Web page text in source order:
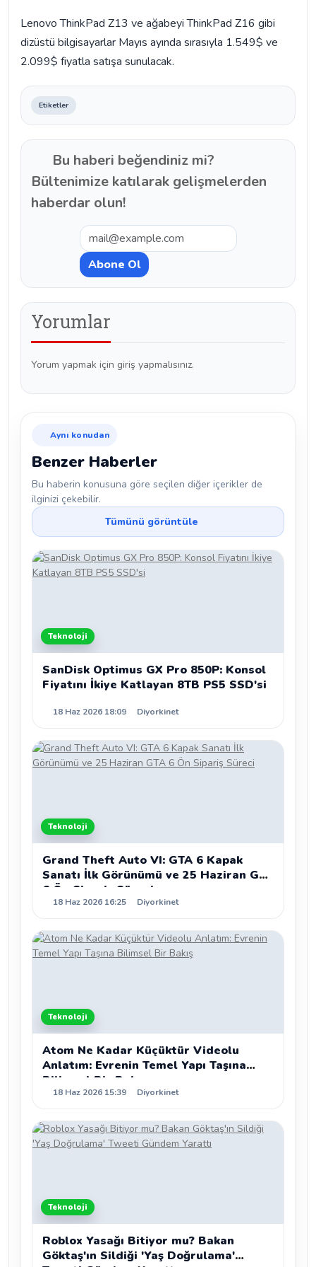
Lenovo ThinkPad Z13 ve ağabeyi ThinkPad Z16 gibi
dizüstü bilgisayarlar Mayıs ayında sırasıyla 1.549$ ve
2.099$ fiyatla satışa sunulacak.
Etiketler
Bu haberi beğendiniz mi?
Bültenimize katılarak gelişmelerden
haberdar olun!
Yorumlar
Yorum yapmak için giriş yapmalısınız.
Aynı konudan
Benzer Haberler
Bu haberin konusuna göre seçilen diğer içerikler de
ilginizi çekebilir.
Tümünü görüntüle
Teknoloji
SanDisk Optimus GX Pro 850P: Konsol
Fiyatını İkiye Katlayan 8TB PS5 SSD'si
18 Haz 2026 18:09 Diyorkinet
Teknoloji
Grand Theft Auto VI: GTA 6 Kapak
Sanatı İlk Görünümü ve 25 Haziran GTA
6 Ön Sipariş Süreci
18 Haz 2026 16:25 Diyorkinet
Teknoloji
Atom Ne Kadar Küçüktür Videolu
Anlatım: Evrenin Temel Yapı Taşına
Bilimsel Bir Bakış
18 Haz 2026 15:39 Diyorkinet
Teknoloji
Roblox Yasağı Bitiyor mu? Bakan
Göktaş'ın Sildiği 'Yaş Doğrulama'